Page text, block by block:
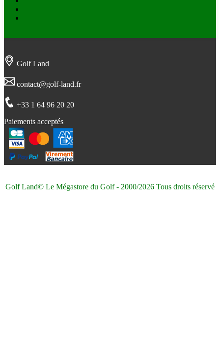
Golf Land
contact@golf-land.fr
+33 1 64 96 20 20
Paiements acceptés
Golf Land© Le Mégastore du Golf - 2000/2026 Tous droits réservé